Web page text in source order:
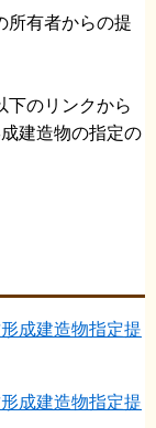
有者からの提
のリンクから
建造物の指定の
成建造物指定提
成建造物指定提